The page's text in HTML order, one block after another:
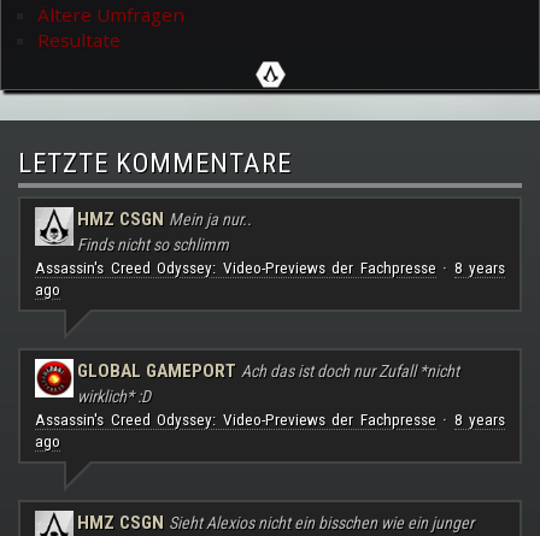
Ältere Umfragen
Resultate
LETZTE KOMMENTARE
HMZ CSGN Mein ja nur..
Finds nicht so schlimm
Assassin's Creed Odyssey: Video-Previews der Fachpresse· 8 years
ago
GLOBAL GAMEPORT Ach das ist doch nur Zufall *nicht
wirklich* :D
Assassin's Creed Odyssey: Video-Previews der Fachpresse· 8 years
ago
HMZ CSGN Sieht Alexios nicht ein bisschen wie ein junger